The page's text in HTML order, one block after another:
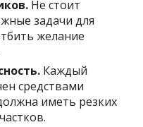
Не стоит
задачи для
желание
Каждый
средствами
иметь резких